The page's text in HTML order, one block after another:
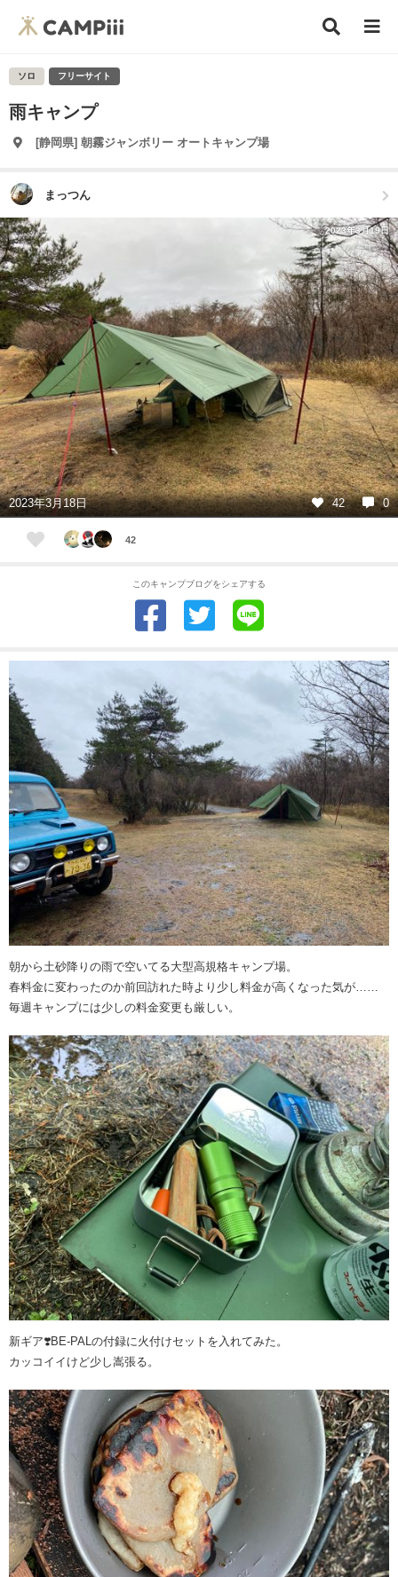
ソロ フリーサイト
雨キャンプ
[静岡県] 朝霧ジャンボリー オートキャンプ場
まっつん
2023年3月19日
2023年3月18日 42 0
42
このキャンプブログをシェアする
朝から土砂降りの雨で空いてる大型高規格キャンプ場。
春料金に変わったのか前回訪れた時より少し料金が高くなった気が……
毎週キャンプには少しの料金変更も厳しい。
新ギア❣️BE-PALの付録に火付けセットを入れてみた。
カッコイイけど少し嵩張る。